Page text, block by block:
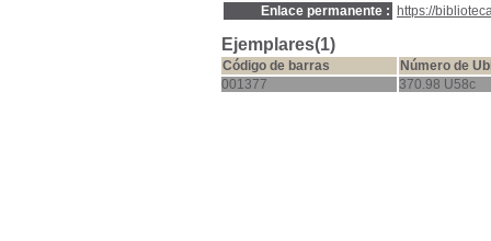
Enlace permanente :
https://
Ejemplares(1)
Código de barras
Número de
001377
370.98 U58c